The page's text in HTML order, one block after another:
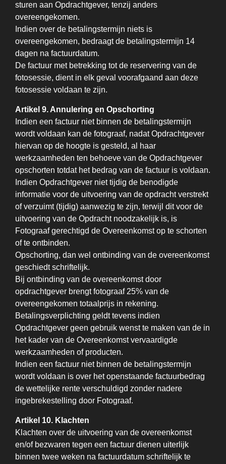
sturen aan Opdrachtgever, tenzij anders
overeengekomen.
Indien over de betalingstermijn niets is
overeengekomen, bedraagt de betalingstermijn 14
dagen na factuurdatum.
De factuur met betrekking tot de reservering van de
fotosessie, dient in elk geval voorafgaand aan deze
fotosessie voldaan te zijn.
Artikel 9. Annulering en Opschorting
Indien een factuur niet binnen de betalingstermijn
wordt voldaan kan de fotograaf, nadat Opdrachtgever
hiervan op de hoogte is gesteld, al haar
werkzaamheden ten behoeve van de Opdrachtgever
opschorten totdat het bedrag van de factuur is voldaan.
Indien Opdrachtgever niet tijdig de benodigde
informatie voor de uitvoering van de opdracht verstrekt
of verzuimt (tijdig) aanwezig te zijn, terwijl dit voor de
uitvoering van de Opdracht noodzakelijk is, is
Fotograaf gerechtigd de Overeenkomst op te schorten
of te ontbinden.
Opschorting, dan wel ontbinding van de overeenkomst
geschiedt schriftelijk.
Bij ontbinding van de overeenkomst door
opdrachtgever brengt fotograaf 25% van de
overeengekomen totaalprijs in rekening.
Betalingsverplichting geldt tevens indien
Opdrachtgever geen gebruik wenst te maken van de in
het kader van de Overeenkomst vervaardigde
werkzaamheden of producten.
Indien een factuur niet binnen de betalingstermijn
wordt voldaan is over het openstaande factuurbedrag
de wettelijke rente verschuldigd zonder nadere
ingebrekestelling door Fotograaf.
Artikel 10. Klachten
Klachten over de uitvoering van de overeenkomst
en/of bezwaren tegen een factuur dienen uiterlijk
binnen twee weken na factuurdatum schriftelijk te